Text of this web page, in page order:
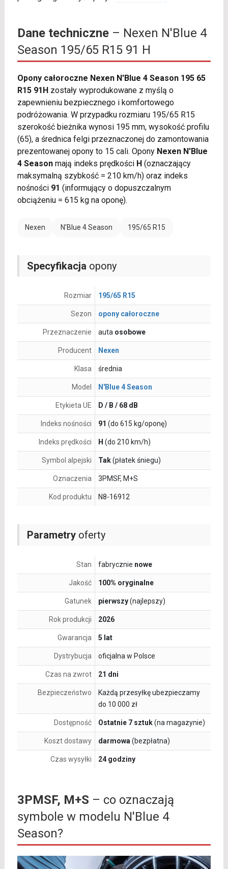
Dane techniczne– Nexen N'Blue 4
Season 195/65 R15 91 H
Opony całoroczne Nexen N'Blue 4 Season 195 65
R15 91Hzostały wyprodukowane z myślą o
zapewnieniu bezpiecznego i komfortowego
podróżowania. W przypadku rozmiaru 195/65 R15
szerokość bieżnika wynosi 195 mm, wysokość profilu
(65), a średnica felgi przeznaczonej do zamontowania
prezentowanej opony to 15 cali. Opony Nexen N'Blue
4 Seasonmają indeks prędkości H(oznaczający
maksymalną szybkość = 210 km/h) oraz indeks
nośności 91 (informujący o dopuszczalnym
obciążeniu = 615 kg na oponę).
Nexen N'Blue 4 Season 195/65 R15
Parametryoferty
Stan fabrycznie nowe
Jakość 100% oryginalne
Gatunek pierwszy(najlepszy)
Rok produkcji 2026
Gwarancja 5 lat
Dystrybucja oficjalna w Polsce
Czas na zwrot 21 dni
Bezpieczeństwo
Każdą przesyłkę ubezpieczamy
do 10 000 zł
Dostępność Ostatnie 7 sztuk(na magazynie)
Koszt dostawy darmowa (bezpłatna)
Czas wysyłki 24 godziny
Specyfikacja opony
Rozmiar 195/65 R15
Sezon opony całoroczne
Przeznaczenie auta osobowe
Producent Nexen
Klasa średnia
Model N'Blue 4 Season
Etykieta UE D / B / 68 dB
Indeks nośności 91 (do 615 kg/oponę)
Indeks prędkości H (do 210 km/h)
Symbol alpejski Tak(płatek śniegu)
Oznaczenia 3PMSF, M+S
Kod produktu N8-16912
3PMSF, M+S – co oznaczają
symbole w modelu N'Blue 4
Season?